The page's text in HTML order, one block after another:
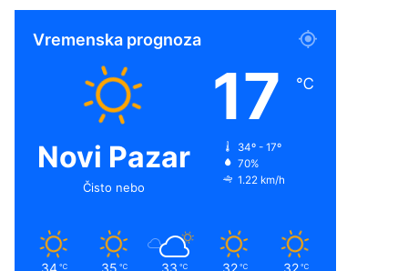
Vremenska prognoza
Novi Pazar
Čisto nebo
17 ℃
34º - 17º
70%
1.22 km/h
34 ℃ 35 ℃ 33 ℃ 32 ℃ 32 ℃